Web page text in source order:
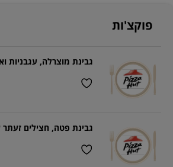
פוקצ'ות
גבינת מוצרלה, עגבניות
גבינת פטה, חצילים